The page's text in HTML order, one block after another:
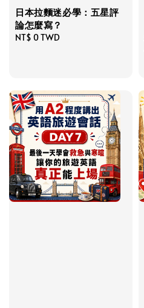
日本拉麵迷必學：五星評
論怎麼寫？
Regular
NT$ 0 TWD